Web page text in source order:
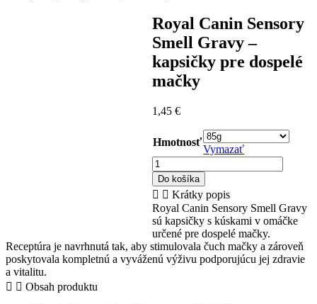
Royal Canin Sensory
Smell Gravy –
kapsičky pre dospelé
mačky
1,45€
Hmotnosť
Vymazať
množstvo
Royal
Canin
Sensory
Smell
Gravy
–
kapsičky
pre
Do košíka
Krátky popis
Royal Canin Sensory Smell Gravy
sú kapsičky s kúskami v omáčke
určené pre dospelé mačky.
Receptúra je navrhnutá tak, aby stimulovala čuch mačky a zároveň
poskytovala kompletnú a vyváženú výživu podporujúcu jej zdravie
a vitalitu.
Obsah produktu